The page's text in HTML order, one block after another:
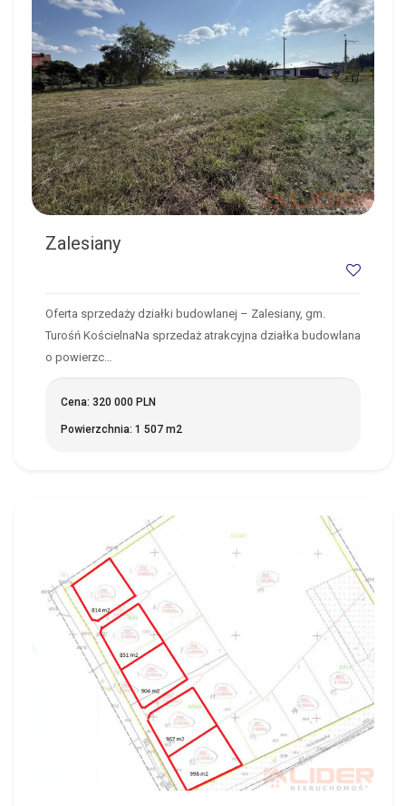
Zalesiany
Oferta sprzedaży działki budowlanej – Zalesiany, gm.
Turośń KościelnaNa sprzedaż atrakcyjna działka budowlana
o powierzc…
Cena: 320 000 PLN
Powierzchnia: 1 507 m2
CHOROSZCZ